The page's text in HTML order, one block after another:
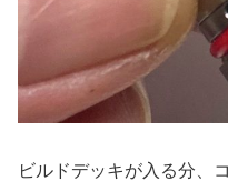
ビルドデッキが入る分、